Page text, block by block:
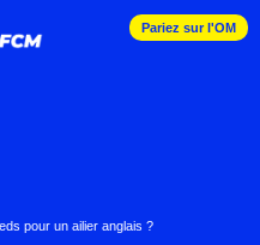
Pariez sur l'OM
pour un ailier anglais ?